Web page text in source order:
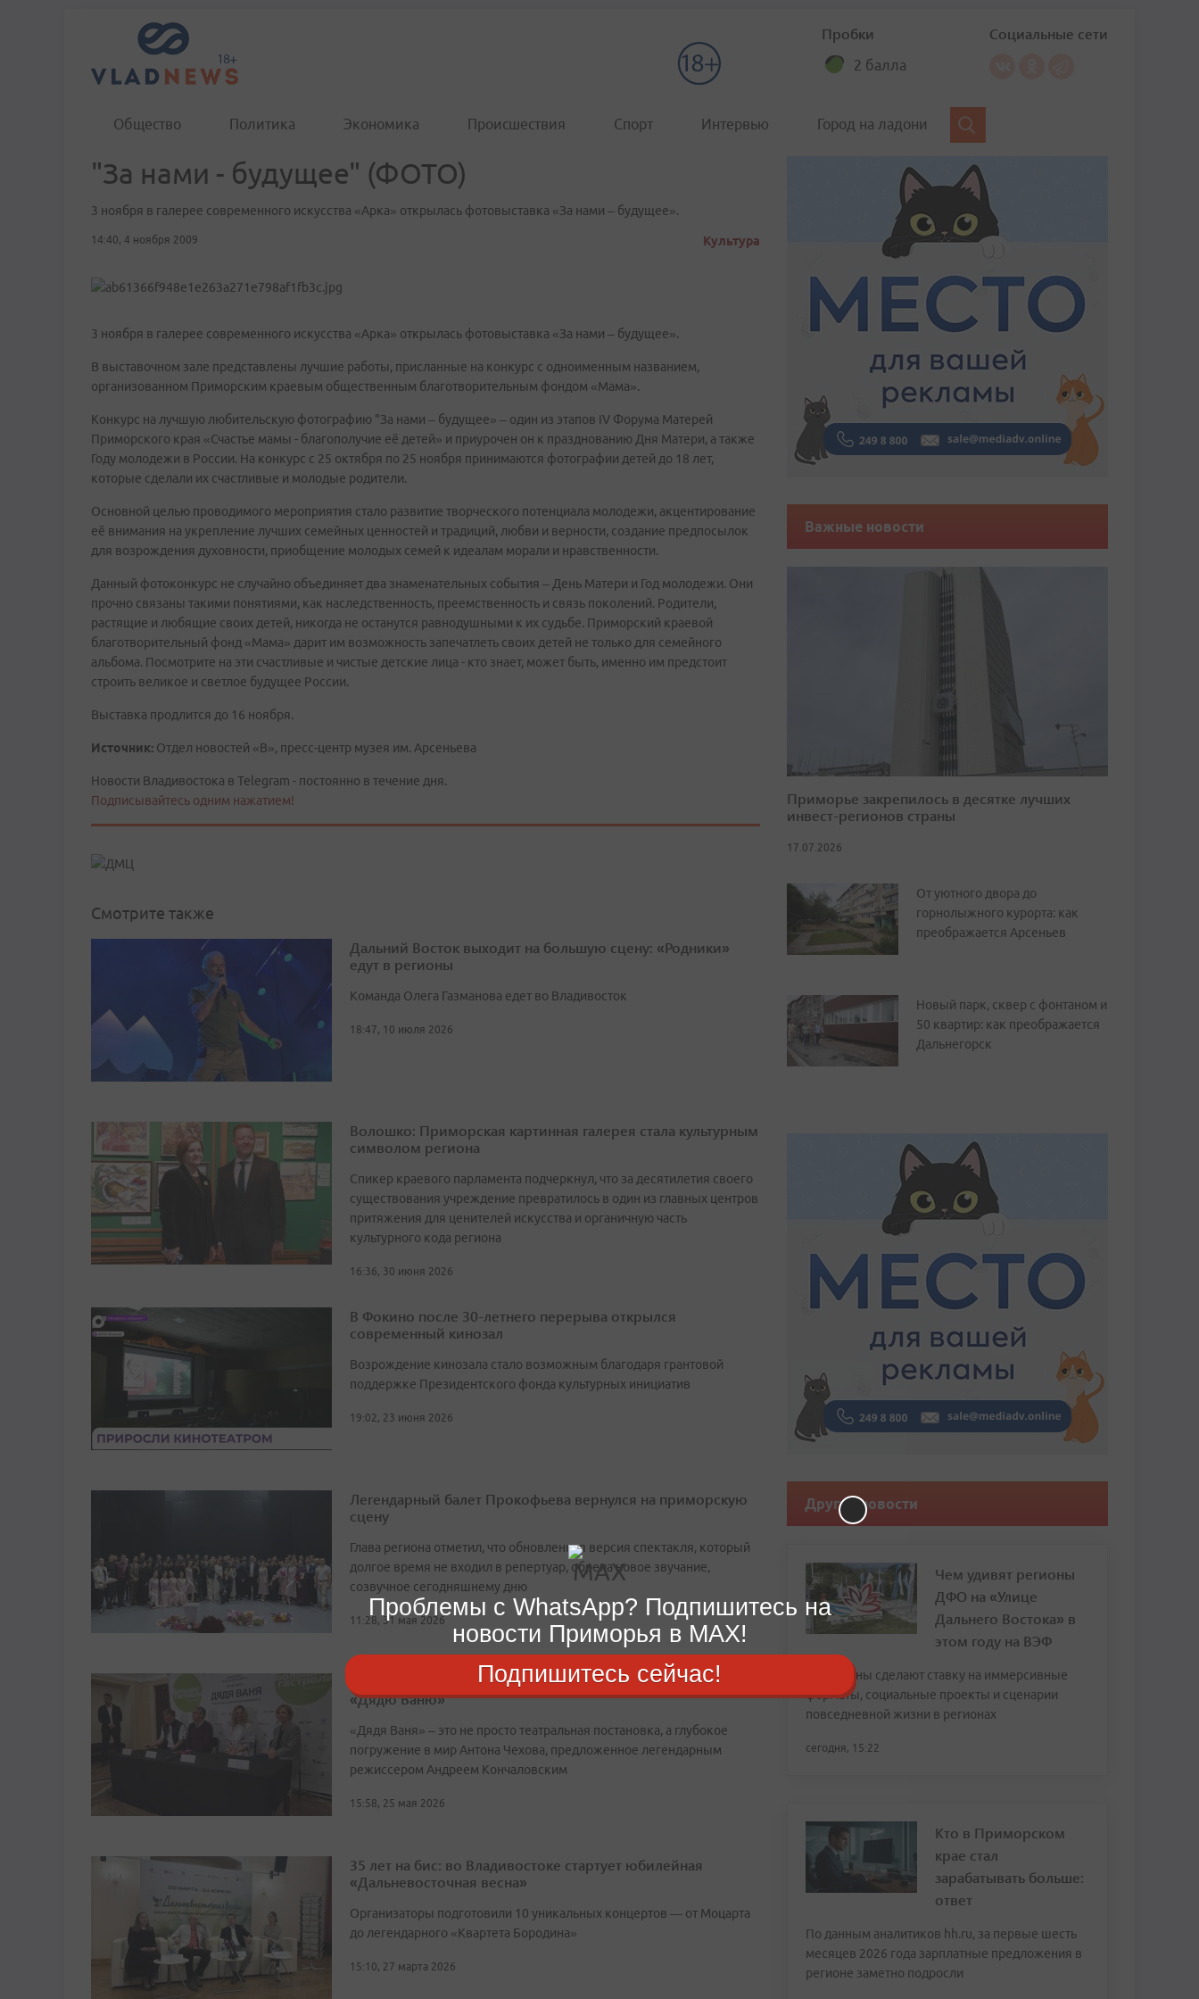
Пробки
2 балла
Социальные сети
Общество Политика Экономика Происшествия Спорт Интервью Город на ладони
"За нами - будущее" (ФОТО)
3 ноября в галерее современного искусства «Арка» открылась фотовыставка «За нами – будущее».
14:40, 4 ноября 2009 Культура
3 ноября в галерее современного искусства «Арка» открылась фотовыставка «За нами – будущее».
В выставочном зале представлены лучшие работы, присланные на конкурс с одноименным названием,
организованном Приморским краевым общественным благотворительным фондом «Мама».
Конкурс на лучшую любительскую фотографию "За нами – будущее» – один из этапов IV Форума Матерей
Приморского края «Счастье мамы - благополучие её детей» и приурочен он к празднованию Дня Матери, а также
Году молодежи в России. На конкурс с 25 октября по 25 ноября принимаются фотографии детей до 18 лет,
которые сделали их счастливые и молодые родители.
Основной целью проводимого мероприятия стало развитие творческого потенциала молодежи, акцентирование
её внимания на укрепление лучших семейных ценностей и традиций, любви и верности, создание предпосылок
для возрождения духовности, приобщение молодых семей к идеалам морали и нравственности.
Данный фотоконкурс не случайно объединяет два знаменательных события – День Матери и Год молодежи. Они
прочно связаны такими понятиями, как наследственность, преемственность и связь поколений. Родители,
растящие и любящие своих детей, никогда не останутся равнодушными к их судьбе. Приморский краевой
благотворительный фонд «Мама» дарит им возможность запечатлеть своих детей не только для семейного
альбома. Посмотрите на эти счастливые и чистые детские лица - кто знает, может быть, именно им предстоит
строить великое и светлое будущее России.
Выставка продлится до 16 ноября.
Источник: Отдел новостей «В», пресс-центр музея им. Арсеньева
Новости Владивостока в Telegram - постоянно в течение дня.
Подписывайтесь одним нажатием!
Смотрите также
Дальний Восток выходит на большую сцену: «Родники»
едут в регионы
Команда Олега Газманова едет во Владивосток
18:47, 10 июля 2026
Волошко: Приморская картинная галерея стала культурным
символом региона
Спикер краевого парламента подчеркнул, что за десятилетия своего
существования учреждение превратилось в один из главных центров
притяжения для ценителей искусства и органичную часть
культурного кода региона
16:36, 30 июня 2026
В Фокино после 30-летнего перерыва открылся
современный кинозал
Возрождение кинозала стало возможным благодаря грантовой
поддержке Президентского фонда культурных инициатив
19:02, 23 июня 2026
Легендарный балет Прокофьева вернулся на приморскую
сцену
Глава региона отметил, что обновленная версия спектакля, который
долгое время не входил в репертуар, обрела новое звучание,
созвучное сегодняшнему дню
11:28, 31 мая 2026
Театр имени Моссовета привез во Владивосток чеховского
«Дядю Ваню»
«Дядя Ваня» – это не просто театральная постановка, а глубокое
погружение в мир Антона Чехова, предложенное легендарным
режиссером Андреем Кончаловским
15:58, 25 мая 2026
35 лет на бис: во Владивостоке стартует юбилейная
«Дальневосточная весна»
Организаторы подготовили 10 уникальных концертов — от Моцарта
до легендарного «Квартета Бородина»
15:10, 27 марта 2026
Важные новости
Приморье закрепилось в десятке лучших
инвест-регионов страны
17.07.2026
От уютного двора до
горнолыжного курорта: как
преображается Арсеньев
Новый парк, сквер с фонтаном и
50 квартир: как преображается
Дальнегорск
Другие новости
Чем удивят регионы
ДФО на «Улице
Дальнего Востока» в
этом году на ВЭФ
Павильоны сделают ставку на иммерсивные
форматы, социальные проекты и сценарии
повседневной жизни в регионах
сегодня, 15:22
Кто в Приморском
крае стал
зарабатывать больше:
ответ
По данным аналитиков hh.ru, за первые шесть
месяцев 2026 года зарплатные предложения в
регионе заметно подросли
Проблемы с WhatsApp? Подпишитесь на
новости Приморья в MAX!
Подпишитесь сейчас!